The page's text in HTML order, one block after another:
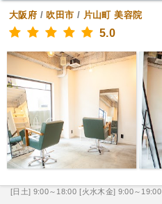
大阪府 / 吹田市 / 片山町 美容院
5.0
[日土] 9:00～18:00 [火水木金] 9:00～19:00